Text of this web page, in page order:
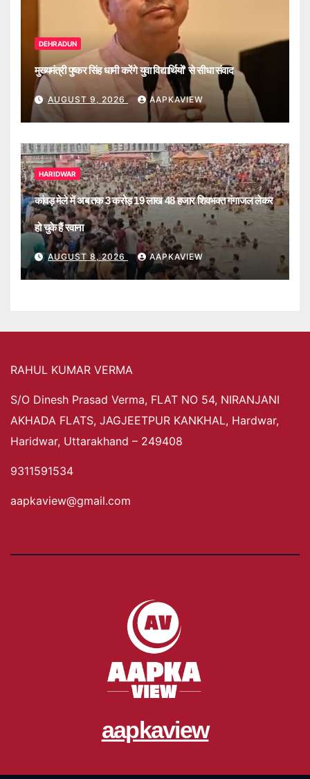
DEHRADUN
मुख्यमंत्री पुष्कर सिंह धामी करेंगे युवा विद्यार्थियों’ से सीधा संवाद
AUGUST 9, 2026 AAPKAVIEW
HARIDWAR
कांवड़ मेले में अब तक 3 करोड़ 19 लाख 48 हजार शिवभक्त गंगाजल लेकर
हो चुके हैं रवाना
AUGUST 8, 2026 AAPKAVIEW
RAHUL KUMAR VERMA
S/O Dinesh Prasad Verma, FLAT NO 54, NIRANJANI
AKHADA FLATS, JAGJEETPUR KANKHAL, Hardwar,
Haridwar, Uttarakhand – 249408
9311591534
aapkaview@gmail.com
aapkaview